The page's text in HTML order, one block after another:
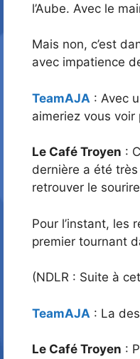
l’Aube. Avec le
Mais non, c’est
avec impatience
TeamAJA : Avec
aimeriez vous voir
Le Café Troyen :
dernière a été
retrouver le
Pour l’instant, les
premier tournant
(NDLR : Suite à
TeamAJA : La
Le Café Troyen :